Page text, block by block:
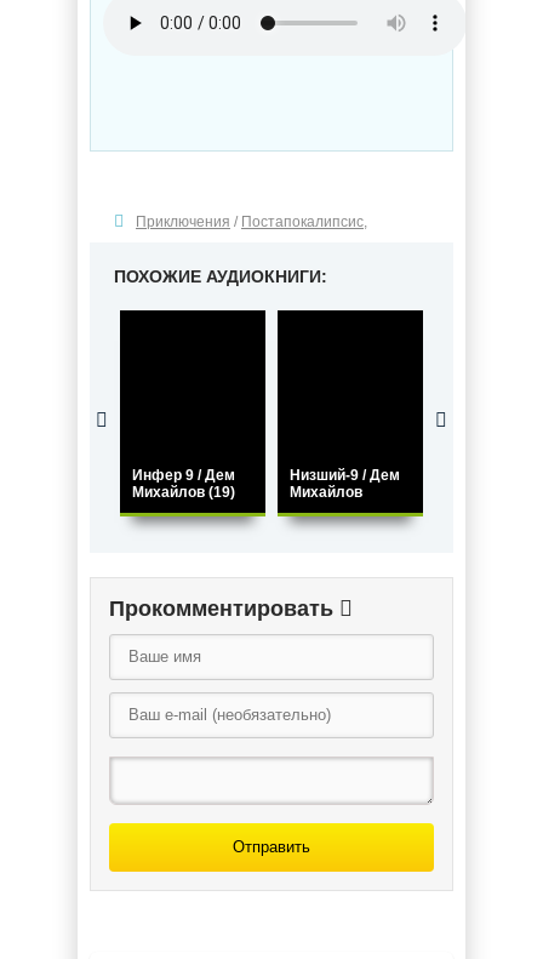
Приключения / Постапокалипсис,
ПОХОЖИЕ АУДИОКНИГИ:
Инфер 9 / Дем
Михайлов (19)
Низший-9 / Дем
Михайлов
Прокомментировать
Отправить